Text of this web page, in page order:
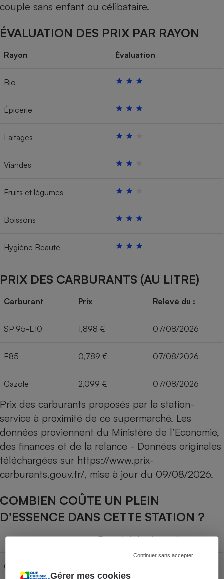
Gérer mes cookies
Continuer sans accepter
couple sans enfant ou célibataire.
ÉVALUATION DES PRIX PAR RAYON
Rayon Évaluation
Bio
Épicerie
Laitages
Viandes
Fruits et légumes
Boissons
Hygiène Beauté
PRIX DES CARBURANTS (AU LITRE)
Carburant Prix Relevé du :
SP 95-E10 1,898 € 07/08/2026
E85 0,789 € 07/08/2026
Gazole 2,099 € 07/08/2026
Prix des carburants proposés par la station-
service à proximité de ce supermarché. Les
données proviennent du Ministère de l’Economie,
des finances et de la relance - Données originales
téléchargées sur https://www.prix-
carburants.gouv.fr/, mise à jour du 09/08/2026.
COMBIEN COÛTE UN PLEIN
D'ESSENCE DANS CETTE STATION ?
Capacité du réservoir
Carburant